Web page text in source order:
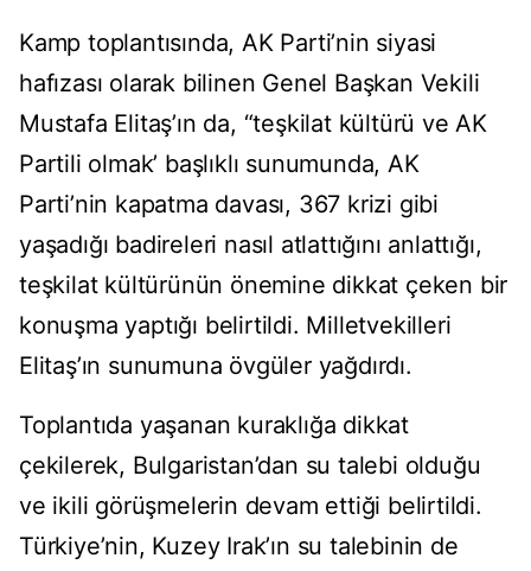
Kamp toplantısında, AK Parti’nin siyasi
hafızası olarak bilinen Genel Başkan Vekili
Mustafa Elitaş’ın da, “teşkilat kültürü ve AK
Partili olmak’ başlıklı sunumunda, AK
Parti’nin kapatma davası, 367 krizi gibi
yaşadığı badireleri nasıl atlattığını anlattığı,
teşkilat kültürünün önemine dikkat çeken bir
konuşma yaptığı belirtildi. Milletvekilleri
Elitaş’ın sunumuna övgüler yağdırdı.
Toplantıda yaşanan kuraklığa dikkat
çekilerek, Bulgaristan’dan su talebi olduğu
ve ikili görüşmelerin devam ettiği belirtildi.
Türkiye’nin, Kuzey Irak’ın su talebinin de